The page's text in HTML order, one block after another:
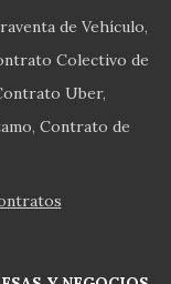
de Vehículo
Colectivo de
Uber
Contrato de